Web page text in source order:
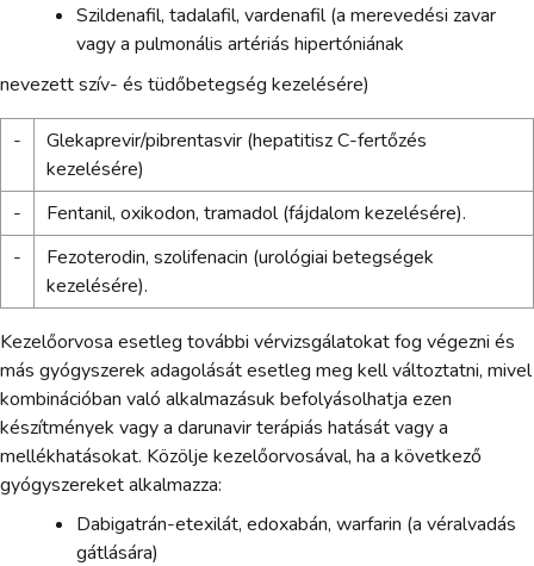
Szildenafil, tadalafil, vardenafil (a merevedési zavar
vagy a pulmonális artériás hipertóniának
nevezett szív- és tüdőbetegség kezelésére)
-
Glekaprevir/pibrentasvir (hepatitisz C-fertőzés
kezelésére)
-
Fentanil, oxikodon, tramadol (fájdalom kezelésére).
-
Fezoterodin, szolifenacin (urológiai betegségek
kezelésére).
Kezelőorvosa esetleg további vérvizsgálatokat fog végezni és
más gyógyszerek adagolását esetleg meg kell változtatni, mivel
kombinációban való alkalmazásuk befolyásolhatja ezen
készítmények vagy a darunavir terápiás hatását vagy a
mellékhatásokat. Közölje kezelőorvosával, ha a következő
gyógyszereket alkalmazza:
Dabigatrán-etexilát, edoxabán, warfarin (a véralvadás
gátlására)